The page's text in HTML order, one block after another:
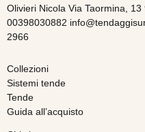
Olivieri Nicola Via Taormina, 13
00398030882
2966
Collezioni
Sistemi tende
Tende
Guida all’acquisto